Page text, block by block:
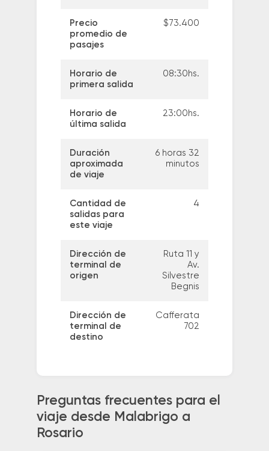
Precio
promedio de
pasajes
$73.400
Horario de
primera salida
08:30hs.
Horario de
última salida
23:00hs.
Duración
aproximada
de viaje
6 horas 32
minutos
Cantidad de
salidas para
este viaje
4
Dirección de
terminal de
origen
Ruta 11 y
Av.
Silvestre
Begnis
Dirección de
terminal de
destino
Cafferata
702
Preguntas frecuentes para el
viaje desde Malabrigo a
Rosario